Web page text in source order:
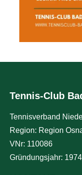
Tennis-Club
Tennisverband
Region: Region
VNr: 110086
Gründungsjahr: 1974